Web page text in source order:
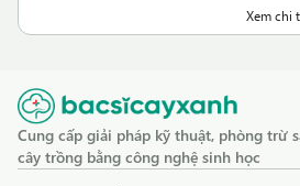
Xem chi
Cung cấp giải pháp kỹ thuật, phòng trừ
cây trồng bằng công nghệ sinh học